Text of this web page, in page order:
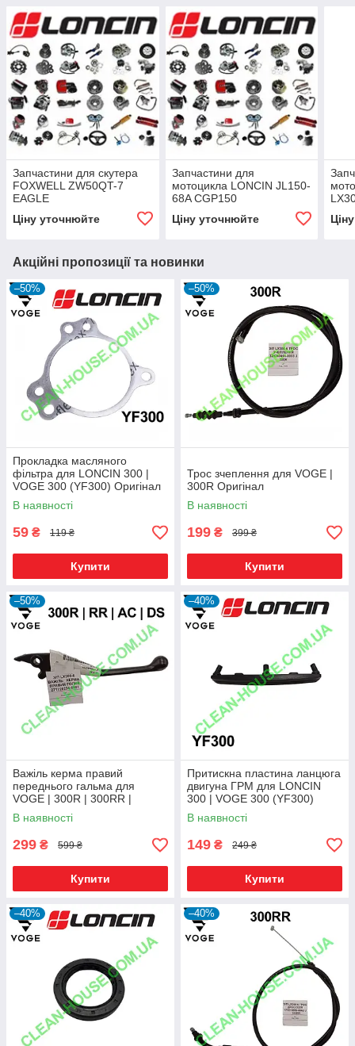
Запчастини для скутера
FOXWELL ZW50QT-7
EAGLE
Ціну уточнюйте
Запчастини для
мотоцикла LONCIN JL150-
68A CGP150
Ціну уточнюйте
Акційні пропозиції та новинки
–50%
Прокладка масляного
фільтра для LONCIN 300 |
VOGE 300 (YF300) Оригінал
В наявності
59 ₴ 119 ₴
Купити
–50%
Трос зчеплення для VOGE |
300R Оригінал
В наявності
199 ₴ 399 ₴
Купити
–50%
Важіль керма правий
переднього гальма для
VOGE | 300R | 300RR |
300AC | 300DS Оригінал
В наявності
299 ₴ 599 ₴
Купити
–40%
Притискна пластина ланцюга
двигуна ГРМ для LONCIN
300 | VOGE 300 (YF300)
Оригінал
В наявності
149 ₴ 249 ₴
Купити
–40% –40%